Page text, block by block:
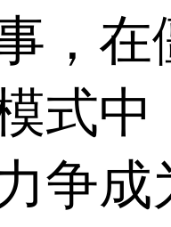
，在
式中
争成